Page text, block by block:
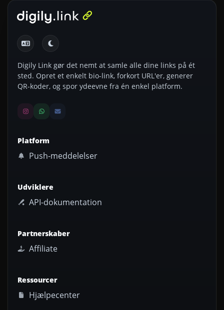
Digily Link gør det nemt at samle alle dine links på ét
sted. Opret et enkelt bio-link, forkort URL'er, generer
QR-koder, og spor ydeevne fra én enkel platform.
Platform
Push-meddelelser
Udviklere
API-dokumentation
Partnerskaber
Affiliate
Ressourcer
Hjælpecenter